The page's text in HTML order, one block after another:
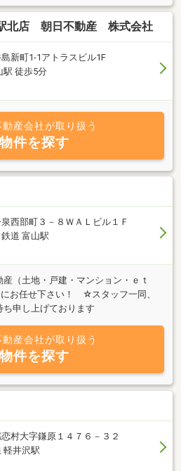
北店 朝日不動産 株式会社
新町1-1アトラスビル1F
駅 徒歩5分
動産会社が取り扱う
件を探す
西部町３－８ＷＡＬビル１Ｆ
道 富山駅
（土地・戸建・マンション・ｅｔ
お任せ下さい！ ☆スタッフ一同、
申し上げております
動産会社が取り扱う
件を探す
村大字鎌原１４７６－３２
軽井沢駅